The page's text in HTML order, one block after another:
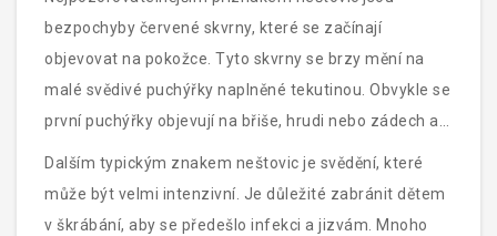
bezpochyby červené skvrny, které se začínají
objevovat na pokožce. Tyto skvrny se brzy mění na
malé svědivé puchýřky naplněné tekutinou. Obvykle se
první puchýřky objevují na břiše, hrudi nebo zádech a
postupně se šíří na zbytek těla. Ve vzácných případech
se mohou objevit i v ústech, na očních víčkách nebo v
oblasti genitálií.
Dalším typickým znakem neštovic je svědění, které
může být velmi intenzivní. Je důležité zabránit dětem
v škrábání, aby se předešlo infekci a jizvám. Mnoho